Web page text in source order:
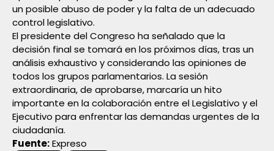
un posible abuso de poder y la falta de un adecuado
control legislativo.
El presidente del Congreso ha señalado que la
decisión final se tomará en los próximos días, tras un
análisis exhaustivo y considerando las opiniones de
todos los grupos parlamentarios. La sesión
extraordinaria, de aprobarse, marcaría un hito
importante en la colaboración entre el Legislativo y el
Ejecutivo para enfrentar las demandas urgentes de la
ciudadanía.
Fuente:Expreso